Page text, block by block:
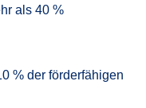
als 40 %
% der förderfähigen